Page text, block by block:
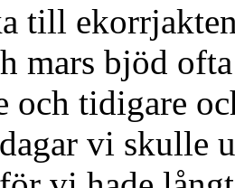
till
mars bjöd
och tidigare
vi skulle